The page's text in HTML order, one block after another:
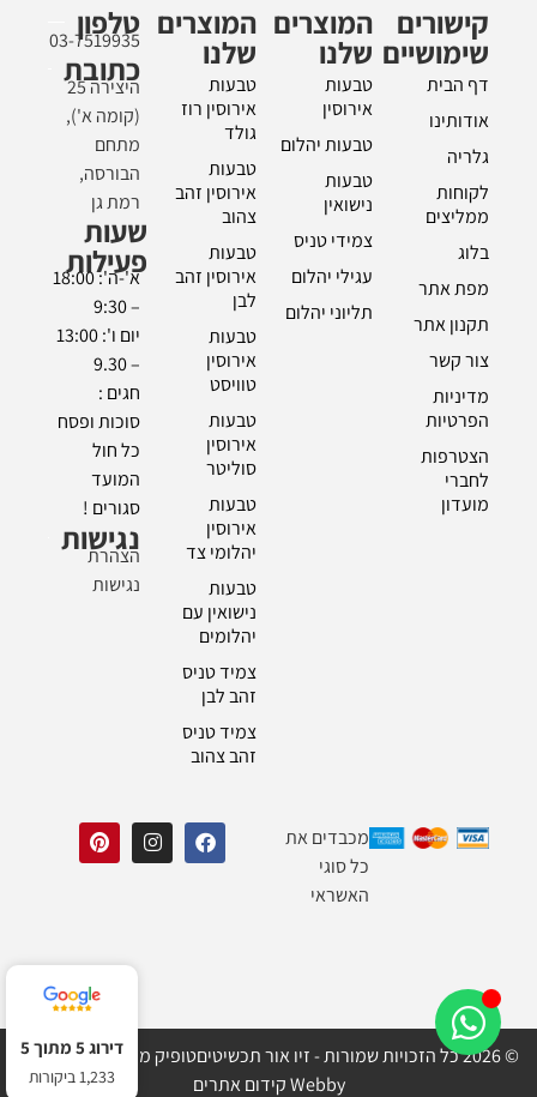
קישורים
שימושיים
דף הבית
אודותינו
גלריה
לקוחות
ממליצים
בלוג
מפת אתר
תקנון אתר
צור קשר
מדיניות
הפרטיות
הצטרפות
לחברי
מועדון
המוצרים
שלנו
טבעות
אירוסין
טבעות יהלום
טבעות
נישואין
צמידי טניס
עגילי יהלום
תליוני יהלום
המוצרים
שלנו
טבעות
אירוסין רוז
גולד
טבעות
אירוסין זהב
צהוב
טבעות
אירוסין זהב
לבן
טבעות
אירוסין
טוויסט
טבעות
אירוסין
סוליטר
טבעות
אירוסין
יהלומי צד
טבעות
נישואין עם
יהלומים
צמיד טניס
זהב לבן
צמיד טניס
זהב צהוב
טלפון
03-7519935
כתובת
היצירה 25
(קומה א'),
מתחם
הבורסה,
רמת גן
שעות
פעילות
א'-ה': 18:00
– 9:30
יום ו': 13:00
– 9.30
חגים :
סוכות ופסח
כל חול
המועד
סגורים !
נגישות
הצהרת
נגישות
דירוג 5 מתוך 5
1,233 ביקורות
מכבדים את
כל סוגי
האשראי
© 2026 כל הזכויות שמורות - זיו אור תכשיטים
טופיק מדיה בניית אתרים
Webby קידום אתרים